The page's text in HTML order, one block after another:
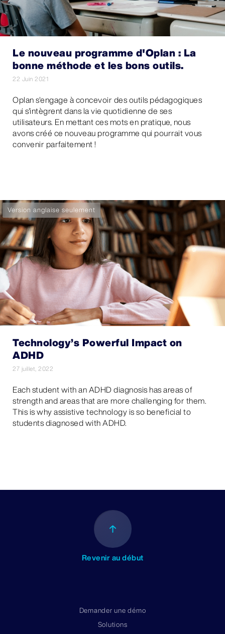
Le nouveau programme d'Oplan : La
bonne méthode et les bons outils.
22 Juin 2021
Oplan s'engage à concevoir des outils pédagogiques
qui s'intègrent dans la vie quotidienne de ses
utilisateurs. En mettant ces mots en pratique, nous
avons créé ce nouveau programme qui pourrait vous
convenir parfaitement !
Version anglaise seulement
Technology’s Powerful Impact on
ADHD
27 juillet, 2022
Each student with an ADHD diagnosis has areas of
strength and areas that are more challenging for them.
This is why assistive technology is so beneficial to
students diagnosed with ADHD.
Revenir au début
Demander une démo
Solutions